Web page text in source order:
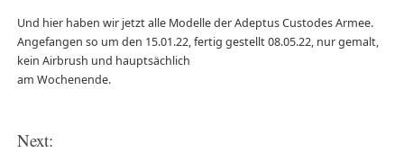
Und hier haben wir jetzt alle Modelle der Adeptus Custodes Armee.
Angefangen so um den 15.01.22, fertig gestellt 08.05.22, nur gemalt,
kein Airbrush und hauptsächlich
am Wochenende.
Next: